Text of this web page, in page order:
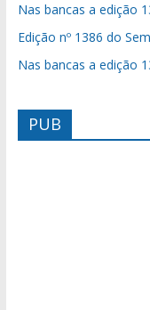
Nas bancas a edição
Edição nº 1386 do
Nas bancas a edição
PUB